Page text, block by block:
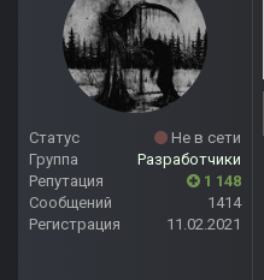
Статус
Не в сети
Группа
Разработчики
Репутация
1 148
Сообщений
1414
Регистрация
11.02.2021